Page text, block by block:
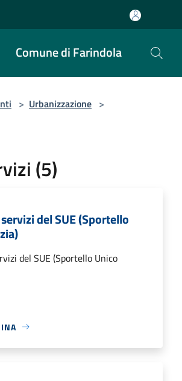
Comune di Farindola
> Urbanizzazione >
(5)
del SUE (Sportello
del SUE (Sportello Unico